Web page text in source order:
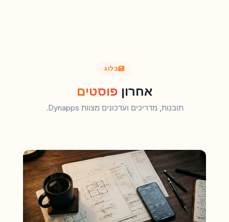
בלוג
אחרון פוסטים
תובנות, מדריכים ועדכונים מצוות Dynapps.